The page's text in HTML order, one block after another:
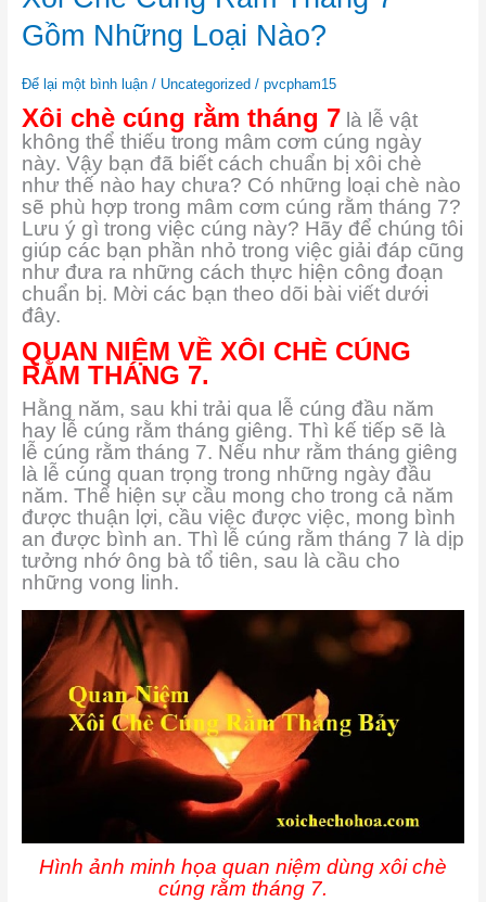
Gồm Những Loại Nào?
Để lại một bình luận / Uncategorized / pvcpham15
Xôi chè cúng rằm tháng 7là lễ vật
không thể thiếu trong mâm cơm cúng ngày
này. Vậy bạn đã biết cách chuẩn bị xôi chè
như thế nào hay chưa? Có những loại chè nào
sẽ phù hợp trong mâm cơm cúng rằm tháng 7?
Lưu ý gì trong việc cúng này? Hãy để chúng tôi
giúp các bạn phần nhỏ trong việc giải đáp cũng
như đưa ra những cách thực hiện công đoạn
chuẩn bị. Mời các bạn theo dõi bài viết dưới
đây.
QUAN NIỆM VỀ XÔI CHÈ CÚNG
RẰM THÁNG 7.
Hằng năm, sau khi trải qua lễ cúng đầu năm
hay lễ cúng rằm tháng giêng. Thì kế tiếp sẽ là
lễ cúng rằm tháng 7. Nếu như rằm tháng giêng
là lễ cúng quan trọng trong những ngày đầu
năm. Thể hiện sự cầu mong cho trong cả năm
được thuận lợi, cầu việc được việc, mong bình
an được bình an. Thì lễ cúng rằm tháng 7 là dịp
tưởng nhớ ông bà tổ tiên, sau là cầu cho
những vong linh.
Hình ảnh minh họa quan niệm dùng xôi chè
cúng rằm tháng 7.
Chè
Cúng
Rằm
7
Những
Loại
Nào?